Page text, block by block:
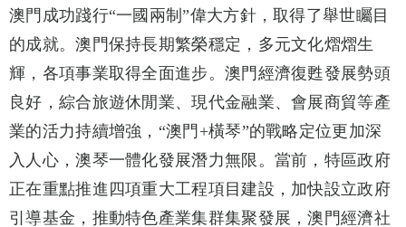
澳門成功踐行“一國兩制”偉大方針，取得了舉世矚目
的成就。澳門保持長期繁榮穩定，多元文化熠熠生
輝，各項事業取得全面進步。澳門經濟復甦發展勢頭
良好，綜合旅遊休閒業、現代金融業、會展商貿等產
業的活力持續增強，“澳門+橫琴”的戰略定位更加深
入人心，澳琴一體化發展潛力無限。當前，特區政府
正在重點推進四項重大工程項目建設，加快設立政府
引導基金，推動特色產業集群集聚發展，澳門經濟社